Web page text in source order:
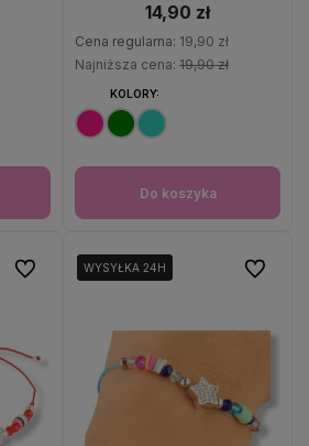
14,90 zł
Cena regularna: 19,90 zł
Najniższa cena: 19,90 zł
KOLORY:
Do koszyka
Do ulubionychWYSYŁKA 24H
WYSYŁKA 24H Do